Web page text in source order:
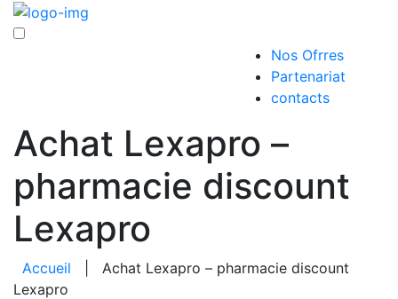
Nos Ofrres
Partenariat
contacts
Achat Lexapro –
pharmacie discount
Lexapro
Accueil
Achat Lexapro – pharmacie discount
Lexapro